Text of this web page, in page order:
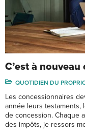
C’est à
QUOTIDIEN DU
Les concessionnaires
année leurs testaments,
de concession. Chaque
des impôts, je ressors